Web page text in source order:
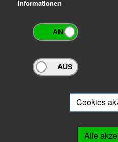
Archivportal Thüringen
Ihnen beratend zur Seite.
Informationen
Cookies
Alle